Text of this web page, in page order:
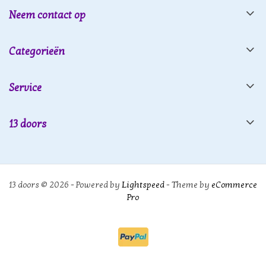
Neem contact op
Categorieën
Service
13 doors
13 doors © 2026 - Powered by Lightspeed- Theme by eCommerce
Pro